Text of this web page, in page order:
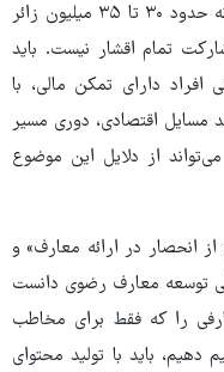
وسیع‌تری از جامعه جای گیرد، به آمار سالانه حدود ۳۰ تا ۳۵ میلیون زائر
تمام اقشار نیست. باید
دارای تمکن مالی، با
مسایل اقتصادی، دوری مسیر
از دلایل این موضوع
انحصار در ارائه معارف» و
توسعه معارف رضوی دانست
را که فقط برای مخاطب
باید با تولید محتوای